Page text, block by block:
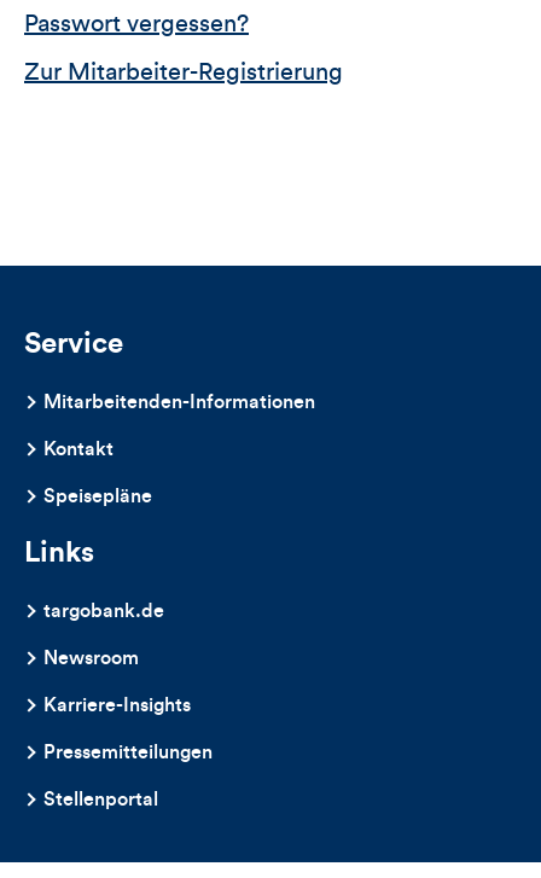
Passwort vergessen?
Zur Mitarbeiter-Registrierung
Service
Mitarbeitenden-Informationen
Kontakt
Speisepläne
Links
targobank.de
Newsroom
Karriere-Insights
Pressemitteilungen
Stellenportal